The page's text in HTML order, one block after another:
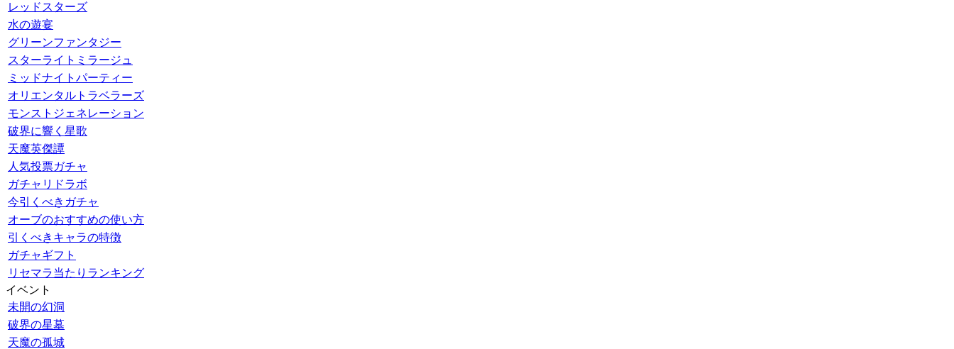
レッドスターズ
水の遊宴
グリーンファンタジー
スターライトミラージュ
ミッドナイトパーティー
オリエンタルトラベラーズ
モンストジェネレーション
破界に響く星歌
天魔英傑譚
人気投票ガチャ
ガチャリドラボ
今引くべきガチャ
オーブのおすすめの使い方
引くべきキャラの特徴
ガチャギフト
リセマラ当たりランキング
イベント
未開の幻洞
破界の星墓
天魔の孤城